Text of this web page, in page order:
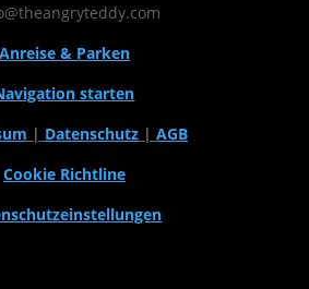
Anreise & Parken
starten
| Datenschutz| AGB
Cookie Richtline